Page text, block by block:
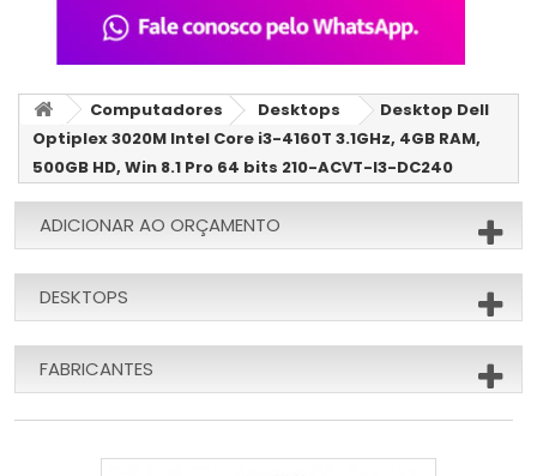
Computadores Desktops
Desktop Dell
Optiplex 3020M Intel Core i3-4160T 3.1GHz, 4GB RAM,
500GB HD, Win 8.1 Pro 64 bits 210-ACVT-I3-DC240
ADICIONAR AO ORÇAMENTO
DESKTOPS
FABRICANTES